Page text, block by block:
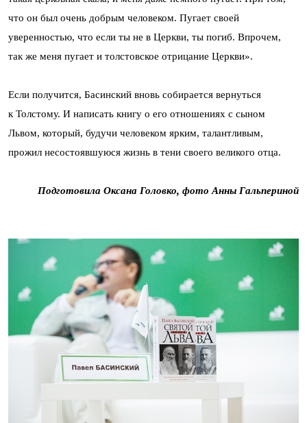
что он был очень добрым человеком. Пугает своей
уверенностью, что если ты не в Церкви, ты погиб. Впрочем,
так же меня пугает и толстовское отрицание Церкви».
Если получится, Басинский вновь собирается вернуться
к Толстому. И написать книгу о его отношениях с сыном
Львом, который, будучи человеком ярким, талантливым,
прожил несостоявшуюся жизнь в тени своего великого отца.
Подготовила Оксана Головко, фото Анны Гальпериной